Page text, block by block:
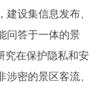
设集信息发布、
问答于一体的景
究在保护隐私和安
密的景区客流、